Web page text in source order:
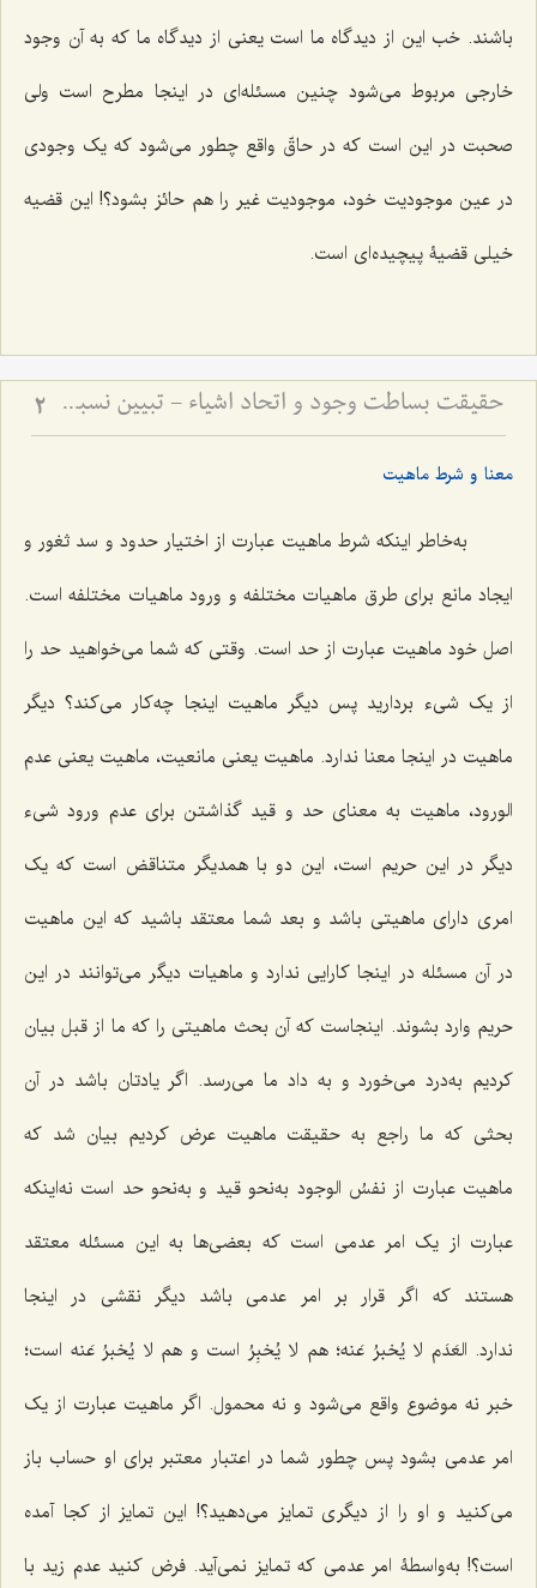
باشند. خب این از دیدگاه ما است یعنى از دیدگاه ما که به آن وجود
خارجى مربوط مى‌شود چنین مسئله‌اى در اینجا مطرح است ولى
صحبت در این است که در حاقّ واقع چطور مى‌شود که یک وجودى
در عین موجودیت خود، موجودیت غیر را هم حائز بشود؟! این قضیه
خیلى قضیۀ پیچیده‌اى است.
حقیقت بساطت وجود و اتحاد اشیاء - تبیین نسبت میان قیود ماهوی و وحدت حقیقت هستی 2
معنا و شرط ماهیت
به‌خاطر اینکه شرط ماهیت عبارت از اختیار حدود و سد ثغور و
ایجاد مانع براى طرق ماهیات مختلفه و ورود ماهیات مختلفه است.
اصل خود ماهیت عبارت از حد است. وقتى که شما مى‌خواهید حد را
از یک شی‌ء بردارید پس دیگر ماهیت اینجا چه‌کار مى‌کند؟ دیگر
ماهیت در اینجا معنا ندارد. ماهیت یعنى مانعیت، ماهیت یعنى عدم
الورود، ماهیت به معناى حد و قید گذاشتن براى عدم ورود شی‌ء
دیگر در این حریم است، این دو با همدیگر متناقض است که یک
امرى داراى ماهیتى باشد و بعد شما معتقد باشید که این ماهیت
در آن مسئله در اینجا کارایى ندارد و ماهیات دیگر مى‌توانند در این
حریم وارد بشوند. اینجاست که آن بحث ماهیتى را که ما از قبل بیان
کردیم به‌درد مى‌خورد و به داد ما مى‌رسد. اگر یادتان باشد در آن
بحثى که ما راجع به حقیقت ماهیت عرض کردیم بیان شد که
ماهیت عبارت از نفسُ الوجود به‌نحو قید و به‌نحو حد است نه‌اینکه
عبارت از یک امر عدمى است که بعضى‌ها به این مسئله معتقد
هستند که اگر قرار بر امر عدمى باشد دیگر نقشى در اینجا
ندارد. العَدَم لا یُخبرُ عَنه؛ هم لا یُخبِرُ است و هم لا یُخبرُ عَنه است؛
خبر نه موضوع واقع مى‌شود و نه محمول. اگر ماهیت عبارت از یک
امر عدمى بشود پس چطور شما در اعتبار معتبر براى او حساب باز
مى‌کنید و او را از دیگرى تمایز مى‌دهید؟! این تمایز از کجا آمده
است؟! به‌واسطۀ امر عدمى که تمایز نمى‌آید. فرض کنید عدم زید با